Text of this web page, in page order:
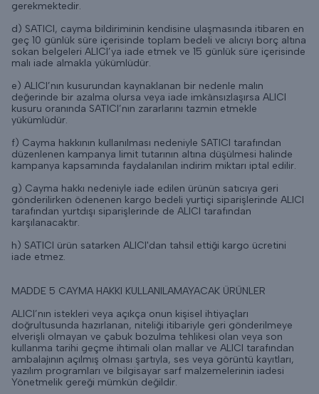
gerekmektedir.
d) SATICI, cayma bildiriminin kendisine ulaşmasında itibaren en
geç 10 günlük süre içerisinde toplam bedeli ve alıcıyı borç altına
sokan belgeleri ALICI’ya iade etmek ve 15 günlük süre içerisinde
malı iade almakla yükümlüdür.
e) ALICI’nın kusurundan kaynaklanan bir nedenle malın
değerinde bir azalma olursa veya iade imkânsızlaşırsa ALICI
kusuru oranında SATICI’nın zararlarını tazmin etmekle
yükümlüdür.
f) Cayma hakkının kullanılması nedeniyle SATICI tarafından
düzenlenen kampanya limit tutarının altına düşülmesi halinde
kampanya kapsamında faydalanılan indirim miktarı iptal edilir.
g) Cayma hakkı nedeniyle iade edilen ürünün satıcıya geri
gönderilirken ödenenen kargo bedeli yurtiçi siparişlerinde ALICI
tarafından yurtdışı siparişlerinde de ALICI tarafından
karşılanacaktır.
h) SATICI ürün satarken ALICI'dan tahsil ettiği kargo ücretini
iade etmez.
MADDE 5 CAYMA HAKKI KULLANILAMAYACAK ÜRÜNLER
ALICI’nın istekleri veya açıkça onun kişisel ihtiyaçları
doğrultusunda hazırlanan, niteliği itibariyle geri gönderilmeye
elverişli olmayan ve çabuk bozulma tehlikesi olan veya son
kullanma tarihi geçme ihtimali olan mallar ve ALICI tarafından
ambalajının açılmış olması şartıyla, ses veya görüntü kayıtları,
yazılım programları ve bilgisayar sarf malzemelerinin iadesi
Yönetmelik gereği mümkün değildir.